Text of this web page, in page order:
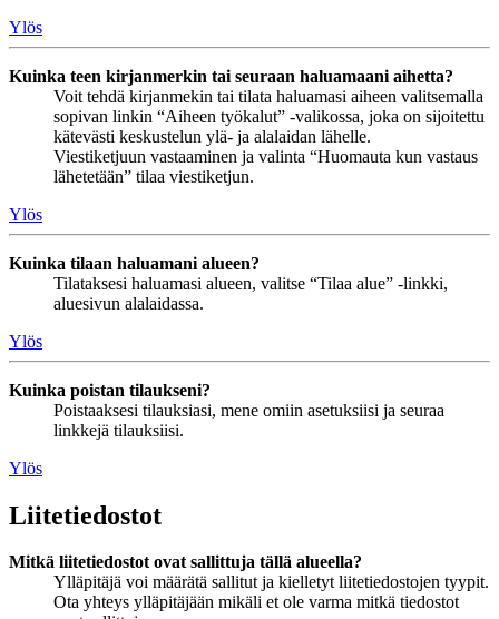
Ylös
Kuinka teen kirjanmerkin tai seuraan haluamaani aihetta?
Voit tehdä kirjanmekin tai tilata haluamasi aiheen valitsemalla
sopivan linkin “Aiheen työkalut” -valikossa, joka on sijoitettu
kätevästi keskustelun ylä- ja alalaidan lähelle.
Viestiketjuun vastaaminen ja valinta “Huomauta kun vastaus
lähetetään” tilaa viestiketjun.
Ylös
Kuinka tilaan haluamani alueen?
Tilataksesi haluamasi alueen, valitse “Tilaa alue” -linkki,
aluesivun alalaidassa.
Ylös
Kuinka poistan tilaukseni?
Poistaaksesi tilauksiasi, mene omiin asetuksiisi ja seuraa
linkkejä tilauksiisi.
Ylös
Liitetiedostot
Mitkä liitetiedostot ovat sallittuja tällä alueella?
Ylläpitäjä voi määrätä sallitut ja kielletyt liitetiedostojen tyypit.
Ota yhteys ylläpitäjään mikäli et ole varma mitkä tiedostot